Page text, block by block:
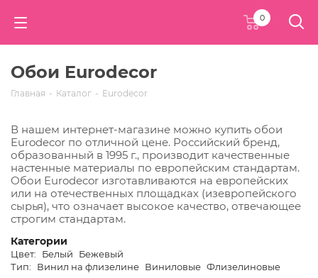
0
Обои Eurodecor
Главная - Каталог - Eurodecor
В нашем интернет-магазине можно купить обои
Eurodecor по отличной цене. Российский бренд,
образованный в 1995 г., производит качественные
настенные материалы по европейским стандартам.
Обои Eurodecor изготавливаются на европейских
или на отечественных площадках (изевропейского
сырья), что означает высокое качество, отвечающее
строгим стандартам.
Категории
Цвет: Белый
Бежевый
Тип:
Винил на флизелине Виниловые Флизелиновые